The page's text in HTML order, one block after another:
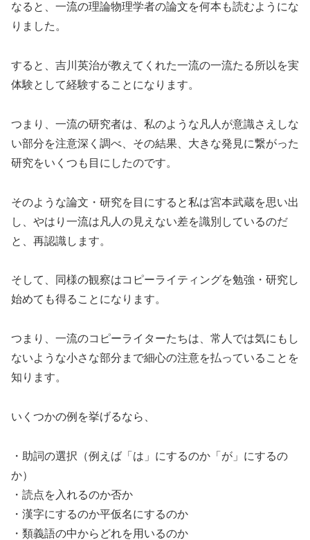
なると、一流の理論物理学者の論文を何本も読むようにな
りました。
すると、吉川英治が教えてくれた一流の一流たる所以を実
体験として経験することになります。
つまり、一流の研究者は、私のような凡人が意識さえしな
い部分を注意深く調べ、その結果、大きな発見に繋がった
研究をいくつも目にしたのです。
そのような論文・研究を目にすると私は宮本武蔵を思い出
し、やはり一流は凡人の見えない差を識別しているのだ
と、再認識します。
そして、同様の観察はコピーライティングを勉強・研究し
始めても得ることになります。
つまり、一流のコピーライターたちは、常人では気にもし
ないような小さな部分まで細心の注意を払っていることを
知ります。
いくつかの例を挙げるなら、
・助詞の選択（例えば「は」にするのか「が」にするの
か）
・読点を入れるのか否か
・漢字にするのか平仮名にするのか
・類義語の中からどれを用いるのか